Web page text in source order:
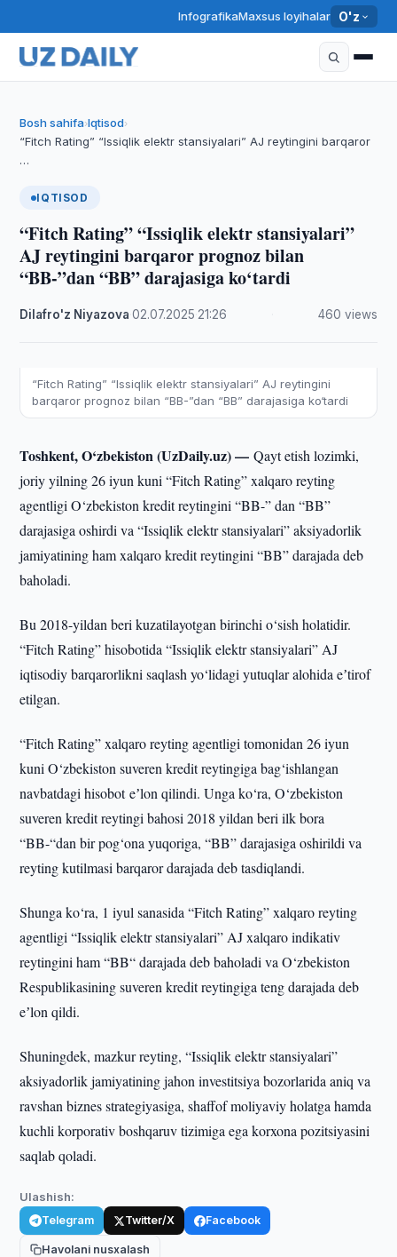
InfografikaMaxsus loyihalar O'z
Bosh sahifa›Iqtisod›
“Fitch Rating” “Issiqlik elektr stansiyalari” AJ reytingini barqaror
…
IQTISOD
“Fitch Rating” “Issiqlik elektr stansiyalari”
AJ reytingini barqaror prognoz bilan
“BB-”dan “BB” darajasiga ko‘tardi
Dilafro'z Niyazova ·02.07.2025 21:26 460 views
“Fitch Rating” “Issiqlik elektr stansiyalari” AJ reytingini
barqaror prognoz bilan “BB-”dan “BB” darajasiga ko‘tardi
Toshkent, O‘zbekiston (UzDaily.uz) —Qayt etish lozimki,
joriy yilning 26 iyun kuni “Fitch Rating” xalqaro reyting
agentligi O‘zbekiston kredit reytingini “BB-” dan “BB”
darajasiga oshirdi va “Issiqlik elektr stansiyalari” aksiyadorlik
jamiyatining ham xalqaro kredit reytingini “BB” darajada deb
baholadi.
Bu 2018-yildan beri kuzatilayotgan birinchi o‘sish holatidir.
“Fitch Rating” hisobotida “Issiqlik elektr stansiyalari” AJ
iqtisodiy barqarorlikni saqlash yo‘lidagi yutuqlar alohida eʼtirof
etilgan.
“Fitch Rating” xalqaro reyting agentligi tomonidan 26 iyun
kuni O‘zbekiston suveren kredit reytingiga bag‘ishlangan
navbatdagi hisobot eʼlon qilindi. Unga ko‘ra, O‘zbekiston
suveren kredit reytingi bahosi 2018 yildan beri ilk bora
“BB-“dan bir pog‘ona yuqoriga, “BB” darajasiga oshirildi va
reyting kutilmasi barqaror darajada deb tasdiqlandi.
Shunga ko‘ra, 1 iyul sanasida “Fitch Rating” xalqaro reyting
agentligi “Issiqlik elektr stansiyalari” AJ xalqaro indikativ
reytingini ham “BB“ darajada deb baholadi va O‘zbekiston
Respublikasining suveren kredit reytingiga teng darajada deb
eʼlon qildi.
Shuningdek, mazkur reyting, “Issiqlik elektr stansiyalari”
aksiyadorlik jamiyatining jahon investitsiya bozorlarida aniq va
ravshan biznes strategiyasiga, shaffof moliyaviy holatga hamda
kuchli korporativ boshqaruv tizimiga ega korxona pozitsiyasini
saqlab qoladi.
Ulashish:
Telegram Twitter/X Facebook
Havolani nusxalash